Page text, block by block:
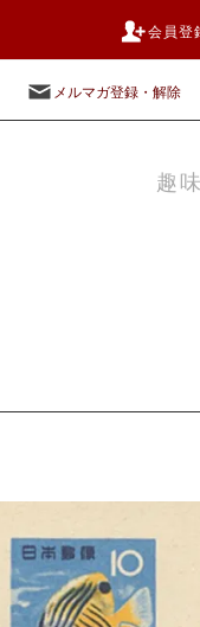
会員登
メルマガ登録・解除
趣